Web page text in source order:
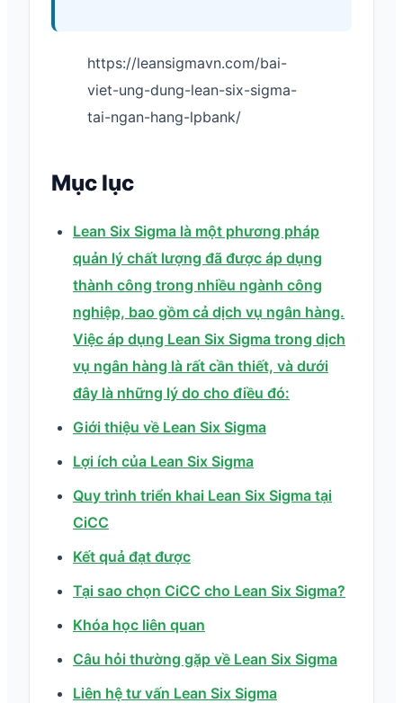
https://leansigmavn.com/bai-
viet-ung-dung-lean-six-sigma-
tai-ngan-hang-lpbank/
Mục lục
Lean Six Sigma là một phương pháp
quản lý chất lượng đã được áp dụng
thành công trong nhiều ngành công
nghiệp, bao gồm cả dịch vụ ngân hàng.
Việc áp dụng Lean Six Sigma trong dịch
vụ ngân hàng là rất cần thiết, và dưới
đây là những lý do cho điều đó:
Giới thiệu về Lean Six Sigma
Lợi ích của Lean Six Sigma
Quy trình triển khai Lean Six Sigma tại
CiCC
Kết quả đạt được
Tại sao chọn CiCC cho Lean Six Sigma?
Khóa học liên quan
Câu hỏi thường gặp về Lean Six Sigma
Liên hệ tư vấn Lean Six Sigma